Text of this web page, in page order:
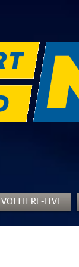
VOITH RE-LIVE